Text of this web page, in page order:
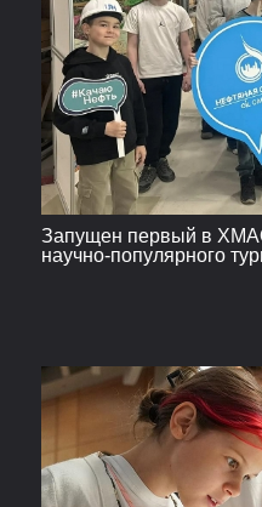
Запущен первый в
научно-популярного